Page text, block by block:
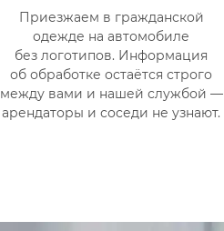
Приезжаем в гражданской
одежде на автомобиле
без логотипов. Информация
об обработке остаётся строго
между вами и нашей службой —
арендаторы и соседи не узнают.